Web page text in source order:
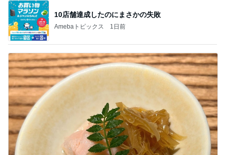
10店舗達成したのにまさかの失敗
Amebaトピックス 1日前